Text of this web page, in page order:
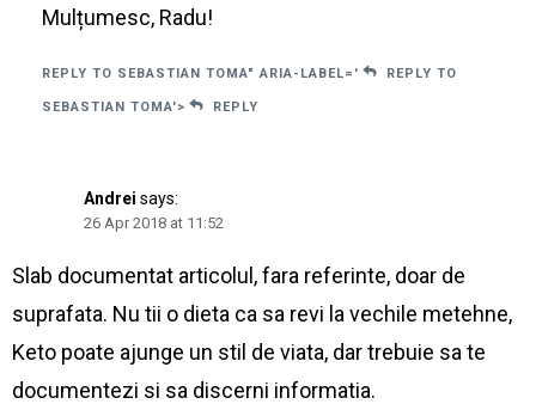
Mulțumesc, Radu!
REPLY TO SEBASTIAN TOMA" ARIA-LABEL=' REPLY TO
SEBASTIAN TOMA'> REPLY
Andrei says:
26 Apr 2018 at 11:52
Slab documentat articolul, fara referinte, doar de
suprafata. Nu tii o dieta ca sa revi la vechile metehne,
Keto poate ajunge un stil de viata, dar trebuie sa te
documentezi si sa discerni informatia.